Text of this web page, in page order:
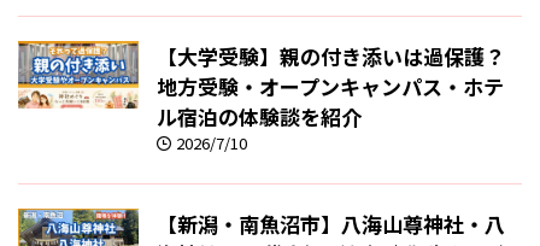
【大学受験】親の付き添いは過保護？
地方受験・オープンキャンパス・ホテ
ル宿泊の体験談を紹介
2026/7/10
【新潟・南魚沼市】八海山尊神社・八